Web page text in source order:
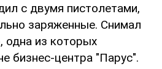
с двумя пистолетами,
заряженные. Снимал
одна из которых
бизнес-центра "Парус".